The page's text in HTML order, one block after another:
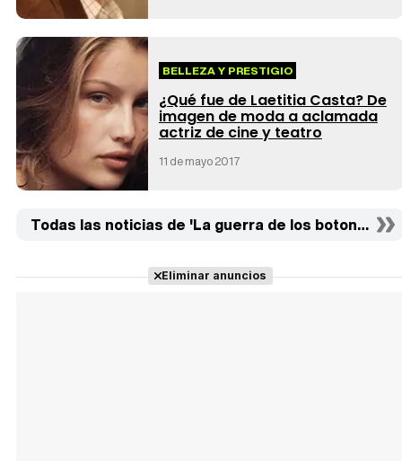
BELLEZA Y PRESTIGIO
¿Qué fue de Laetitia Casta? De
imagen de moda a aclamada
actriz de cine y teatro
11 de mayo 2017
Todas las noticias de 'La guerra de los botones' (2)
Eliminar anuncios